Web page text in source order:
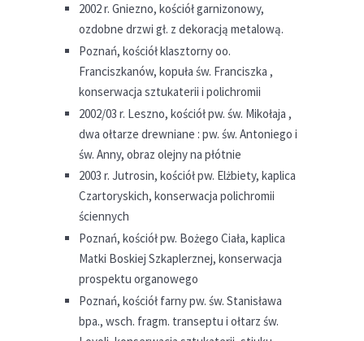
2002 r. Gniezno, kościół garnizonowy,
ozdobne drzwi gł. z dekoracją metalową.
Poznań, kościół klasztorny oo.
Franciszkanów, kopuła św. Franciszka ,
konserwacja sztukaterii i polichromii
2002/03 r. Leszno, kościół pw. św. Mikołaja ,
dwa ołtarze drewniane : pw. św. Antoniego i
św. Anny, obraz olejny na płótnie
2003 r. Jutrosin, kościół pw. Elżbiety, kaplica
Czartoryskich, konserwacja polichromii
ściennych
Poznań, kościół pw. Bożego Ciała, kaplica
Matki Boskiej Szkaplerznej, konserwacja
prospektu organowego
Poznań, kościół farny pw. św. Stanisława
bpa., wsch. fragm. transeptu i ołtarz św.